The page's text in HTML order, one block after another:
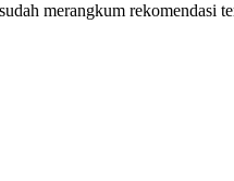
merangkum rekomendasi